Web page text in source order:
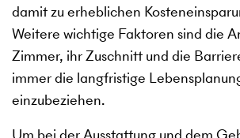
damit zu erheblichen
Weitere wichtige Faktoren sind die
Zimmer, ihr Zuschnitt und die
immer die langfristige
einzubeziehen.